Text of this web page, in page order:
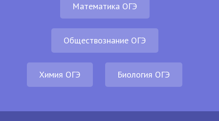
Математика ОГЭ
Обществознание ОГЭ
Химия ОГЭ Биология ОГЭ